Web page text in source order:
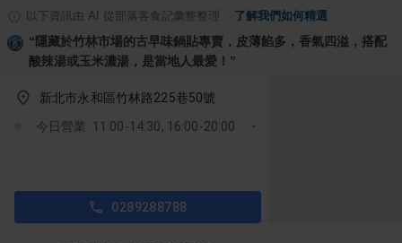
以下資訊由 AI 從部落客食記彙整整理 了解我們如何精選
“隱藏於竹林市場的古早味鍋貼專賣，皮薄餡多，香氣四溢，搭配
酸辣湯或玉米濃湯，是當地人最愛！ ”
新北市永和區竹林路225巷50號
今日營業: 11:00-14:30, 16:00-20:00
0289288788